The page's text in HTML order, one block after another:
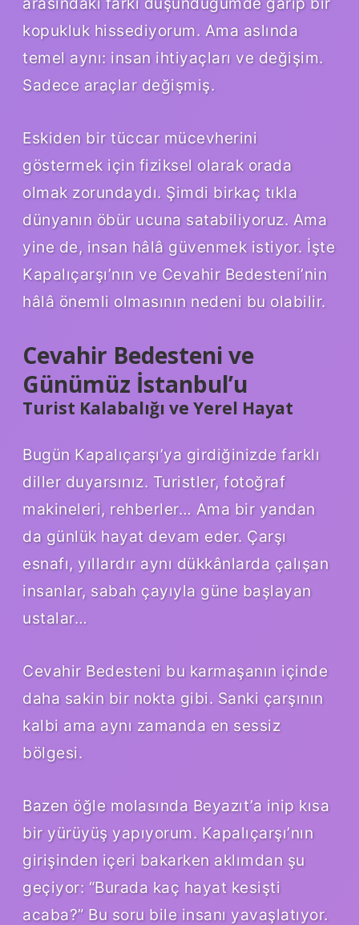
kopukluk hissediyorum. Ama aslında
temel aynı: insan ihtiyaçları ve değişim.
Sadece araçlar değişmiş.
Eskiden bir tüccar mücevherini
göstermek için fiziksel olarak orada
olmak zorundaydı. Şimdi birkaç tıkla
dünyanın öbür ucuna satabiliyoruz. Ama
yine de, insan hâlâ güvenmek istiyor. İşte
Kapalıçarşı’nın ve Cevahir Bedesteni’nin
hâlâ önemli olmasının nedeni bu olabilir.
Cevahir Bedesteni ve
Günümüz İstanbul’u
Turist Kalabalığı ve Yerel Hayat
Bugün Kapalıçarşı’ya girdiğinizde farklı
diller duyarsınız. Turistler, fotoğraf
makineleri, rehberler… Ama bir yandan
da günlük hayat devam eder. Çarşı
esnafı, yıllardır aynı dükkânlarda çalışan
insanlar, sabah çayıyla güne başlayan
ustalar…
Cevahir Bedesteni bu karmaşanın içinde
daha sakin bir nokta gibi. Sanki çarşının
kalbi ama aynı zamanda en sessiz
bölgesi.
Bazen öğle molasında Beyazıt’a inip kısa
bir yürüyüş yapıyorum. Kapalıçarşı’nın
girişinden içeri bakarken aklımdan şu
geçiyor: “Burada kaç hayat kesişti
acaba?” Bu soru bile insanı yavaşlatıyor.